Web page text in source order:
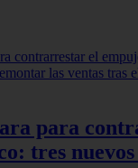
para
tres